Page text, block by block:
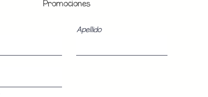
Promociones
Apellido